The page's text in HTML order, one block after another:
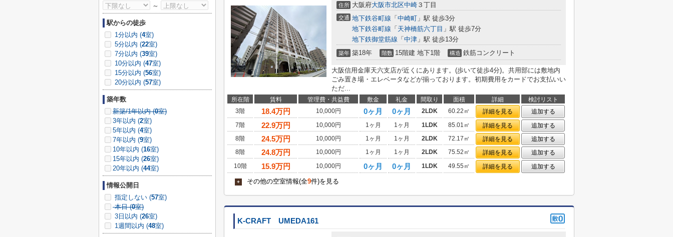
住所 大阪府大阪市北区中崎 ３丁目
交通 地下鉄谷町線 「 中崎町 」駅 徒歩3分
地下鉄谷町線 「 天神橋筋六丁目 」駅 徒歩7分
地下鉄御堂筋線 「 中津 」駅 徒歩13分
築年 築18年 階数 15階建 地下1階 構造 鉄筋コンクリート
大阪信用金庫天六支店が近くにあります。(歩いて徒歩4分)。共用部には敷地内
ごみ置き場・エレベータなどが揃っております。初期費用をカードでお支払いい
ただ...
所在階 賃料 管理費・共益費 敷金 礼金 間取り 面積 詳細
検討リスト
3階
18.4万円 10,000円 0ヶ月 0ヶ月 2LDK 60.22㎡ 詳細を見る
追加する
7階
22.9万円 10,000円 1ヶ月 1ヶ月 1LDK 85.01㎡ 詳細を見る
追加する
8階
24.5万円 10,000円 1ヶ月 1ヶ月 2LDK 72.17㎡ 詳細を見る
追加する
8階
24.8万円 10,000円 1ヶ月 1ヶ月 2LDK 75.52㎡ 詳細を見る
追加する
10階
15.9万円 10,000円 0ヶ月 0ヶ月 1LDK 49.55㎡ 詳細を見る 追加する
+ その他の空室情報(全9件)を見る
K-CRAFT UMEDA161
～
駅からの徒歩
1分以内 (4室)
5分以内 (22室)
7分以内 (39室)
10分以内 (47室)
15分以内 (56室)
20分以内 (57室)
築年数
新築/1年以内 (0室)
3年以内 (2室)
5年以内 (4室)
7年以内 (9室)
10年以内 (16室)
15年以内 (26室)
20年以内 (44室)
情報公開日
指定しない (57室)
本日 (0室)
3日以内 (26室)
1週間以内 (48室)